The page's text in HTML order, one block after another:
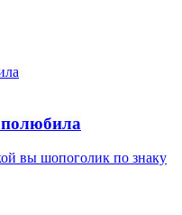
вы шопоголик по знаку